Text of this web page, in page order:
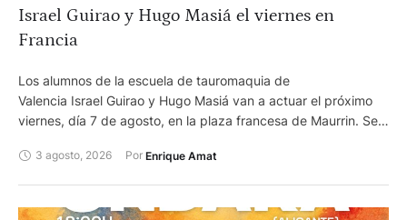
Israel Guirao y Hugo Masiá el viernes en
Francia
Los alumnos de la escuela de tauromaquia de
Valencia Israel Guirao y Hugo Masiá van a actuar el próximo
viernes, día 7 de agosto, en la plaza francesa de Maurrin. Se
de actuantes Rubén Vara, de la escuela taurina Yiyo de
3 agosto, 2026 Por Enrique Amat